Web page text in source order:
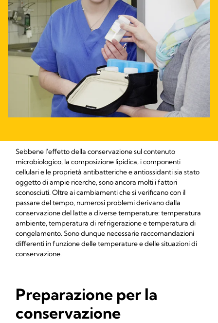
Sebbene l'effetto della conservazione sul contenuto
microbiologico, la composizione lipidica, i componenti
cellulari e le proprietà antibatteriche e antiossidanti sia stato
oggetto di ampie ricerche, sono ancora molti i fattori
sconosciuti. Oltre ai cambiamenti che si verificano con il
passare del tempo, numerosi problemi derivano dalla
conservazione del latte a diverse temperature: temperatura
ambiente, temperatura di refrigerazione e temperatura di
congelamento. Sono dunque necessarie raccomandazioni
differenti in funzione delle temperature e delle situazioni di
conservazione.
Preparazione per la
conservazione